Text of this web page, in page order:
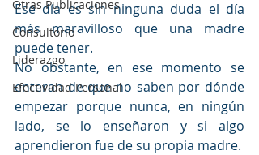
Otras Publicaciones
Consultorio
Liderazgo
Efectividad Personal
Ese día es sin ninguna duda el día
más maravilloso que una madre
puede tener.
No obstante, en ese momento se
enteran de que no saben por dónde
empezar porque nunca, en ningún
lado, se lo enseñaron y si algo
aprendieron fue de su propia madre.